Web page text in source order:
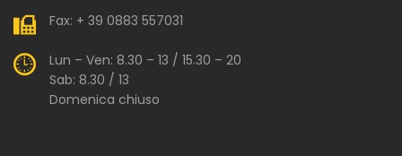
Fax: + 39 0883 557031
Lun – Ven: 8.30 – 13 / 15.30 – 20
Sab: 8.30 / 13
Domenica chiuso